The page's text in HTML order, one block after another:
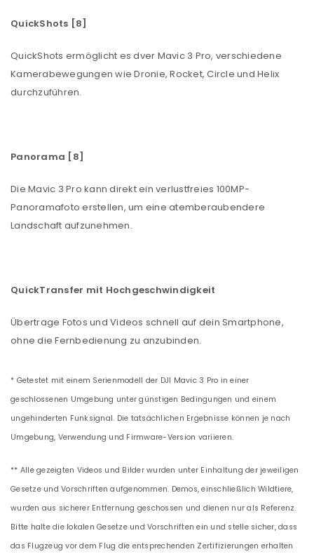
akzeptiere dieDatenschutzerklärung. *
REGISTRIEREN
QuickShots [8]
QuickShots ermöglicht es dver Mavic 3 Pro, verschiedene
Kamerabewegungen wie Dronie, Rocket, Circle und Helix
durchzuführen.
Panorama [8]
Die Mavic 3 Pro kann direkt ein verlustfreies 100MP-
Panoramafoto erstellen, um eine atemberaubendere
Landschaft aufzunehmen.
QuickTransfer mit Hochgeschwindigkeit
Übertrage Fotos und Videos schnell auf dein Smartphone,
ohne die Fernbedienung zu anzubinden.
* Getestet mit einem Serienmodell der DJI Mavic 3 Pro in einer
geschlossenen Umgebung unter günstigen Bedingungen und einem
ungehinderten Funksignal. Die tatsächlichen Ergebnisse können je nach
Umgebung, Verwendung und Firmware-Version variieren.
** Alle gezeigten Videos und Bilder wurden unter Einhaltung der jeweiligen
Gesetze und Vorschriften aufgenommen. Demos, einschließlich Wildtiere,
wurden aus sicherer Entfernung geschossen und dienen nur als Referenz.
Bitte halte die lokalen Gesetze und Vorschriften ein und stelle sicher, dass
das Flugzeug vor dem Flug die entsprechenden Zertifizierungen erhalten